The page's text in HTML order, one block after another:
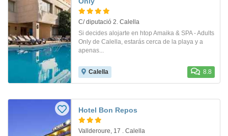
C/ diputació 2. Calella
Si decides alojarte en htop Amaika & SPA - Adults
Only de Calella, estarás cerca de la playa y a
apenas...
Calella 8.8
Hotel Bon Repos
Vallderoure, 17 . Calella